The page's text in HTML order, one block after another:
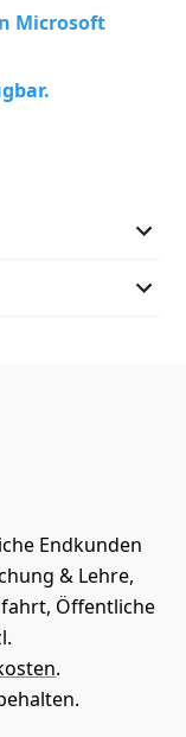
Microsoft
Endkunden
& Lehre,
Öffentliche
.